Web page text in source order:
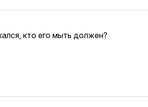
кто его мыть должен?